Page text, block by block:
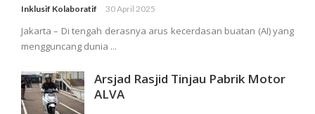
Inklusif Kolaboratif 30 April 2025
Jakarta – Di tengah derasnya arus kecerdasan buatan (AI) yang
mengguncang dunia ...
Arsjad Rasjid Tinjau Pabrik Motor
ALVA